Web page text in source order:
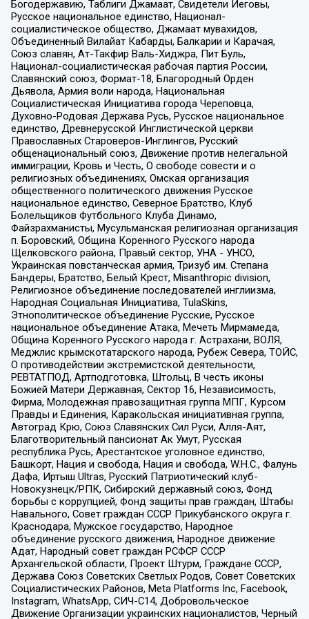
Богодержавию, Таблиги Джамаат, Свидетели Иеговы,
Русское национальное единство, Национал-
социалистическое общество, Джамаат мувахидов,
Объединенный Вилайат Кабарды, Балкарии и Карачая,
Союз славян, Ат-Такфир Валь-Хиджра, Пит Буль,
Национал-социалистическая рабочая партия России,
Славянский союз, Формат-18, Благородный Орден
Дьявола, Армия воли народа, Национальная
Социалистическая Инициатива города Череповца,
Духовно-Родовая Держава Русь, Русское национальное
единство, Древнерусской Инглистической церкви
Православных Староверов-Инглингов, Русский
общенациональный союз, Движение против нелегальной
иммиграции, Кровь и Честь, О свободе совести и о
религиозных объединениях, Омская организация
общественного политического движения Русское
национальное единство, Северное Братство, Клуб
Болельщиков Футбольного Клуба Динамо,
Файзрахманисты, Мусульманская религиозная организация
п. Боровский, Община Коренного Русского народа
Щелковского района, Правый сектор, УНА - УНСО,
Украинская повстанческая армия, Тризуб им. Степана
Бандеры, Братство, Белый Крест, Misanthropic division,
Религиозное объединение последователей инглиизма,
Народная Социальная Инициатива, TulaSkins,
Этнополитическое объединение Русские, Русское
национальное объединение Атака, Мечеть Мирмамеда,
Община Коренного Русского народа г. Астрахани, ВОЛЯ,
Меджлис крымскотатарского народа, Рубеж Севера, ТОЙС,
О противодействии экстремистской деятельности,
РЕВТАТПОД, Артподготовка, Штольц, В честь иконы
Божией Матери Державная, Сектор 16, Независимость,
Фирма, Молодежная правозащитная группа МПГ, Курсом
Правды и Единения, Каракольская инициативная группа,
Автоград Крю, Союз Славянских Сил Руси, Алля-Аят,
Благотворительный пансионат Ак Умут, Русская
республика Русь, Арестантское уголовное единство,
Башкорт, Нация и свобода, Нация и свобода, W.H.С., Фалунь
Дафа, Иртыш Ultras, Русский Патриотический клуб-
Новокузнецк/РПК, Сибирский державный союз, Фонд
борьбы с коррупцией, Фонд защиты прав граждан, Штабы
Навального, Совет граждан СССР Прикубанского округа г.
Краснодара, Мужское государство, Народное
объединение русского движения, Народное движение
Адат, Народный совет граждан РСФСР СССР
Архангельской области, Проект Штурм, Граждане СССР,
Держава Союз Советских Светлых Родов, Совет Советских
Социалистических Районов, Meta Platforms Inc, Facebook,
Instagram, WhatsApp, СИЧ-С14, Добровольческое
Движение Организации украинских националистов, Черный